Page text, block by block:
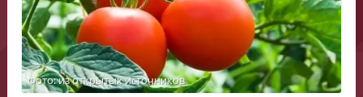
Фото: из открытых источников